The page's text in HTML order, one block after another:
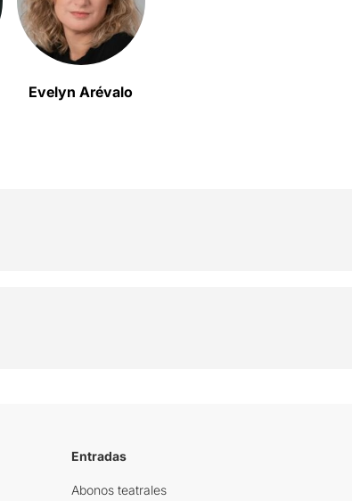
Evelyn Arévalo
Entradas
Abonos teatrales